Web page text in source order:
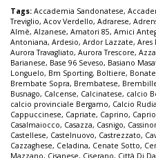
Tags: Accademia Sandonatese,
Treviglio, Acov Verdello, Adrarese,
Almè, Alzanese, Amatori 85, Amici
Antoniana, Ardesio, Ardor Lazzate, Ares
Aurora Travagliato, Aurora Trescore,
Barianese, Base 96 Seveso, Basiano
Longuelo, Bm Sporting, Boltiere,
Brembate Sopra, Brembatese,
Busnago, Calcense, Calcinatese, calcio
calcio provinciale Bergamo, Calcio
Cappuccinese, Capriate, Caprino,
Casalmaiocco, Casazza, Casnigo,
Castellese, Castelnuovo, Castrezzato,
Cazzaghese, Celadina, Cenate Sotto,
Mazzano, Cisanese, Ciserano, Città Di